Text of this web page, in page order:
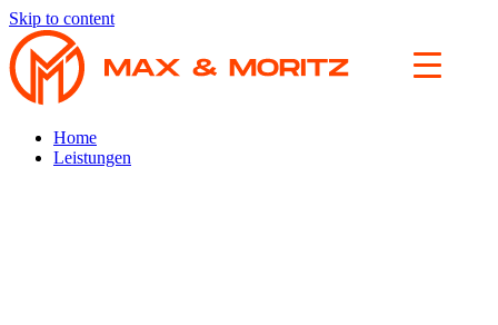
Skip to content
Home
Leistungen